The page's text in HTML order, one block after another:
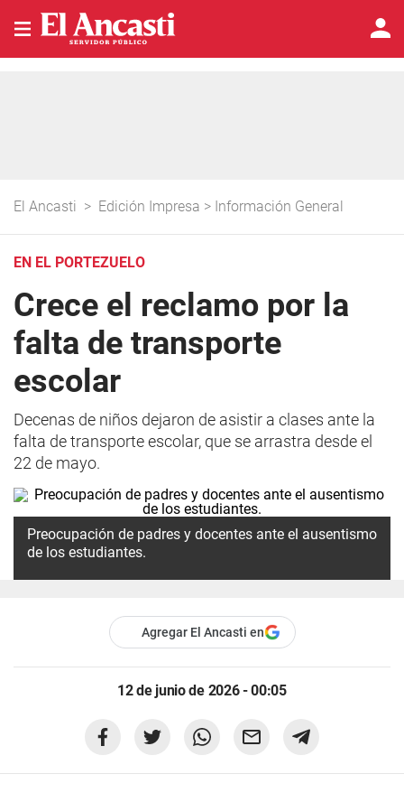
El Ancasti > Edición Impresa > Información General
EN EL PORTEZUELO
Crece el reclamo por la
falta de transporte
escolar
Decenas de niños dejaron de asistir a clases ante la
falta de transporte escolar, que se arrastra desde el
22 de mayo.
Preocupación de padres y docentes ante el ausentismo
de los estudiantes.
Agregar El Ancasti en
12 de junio de 2026 - 00:05